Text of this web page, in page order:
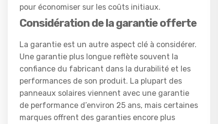
pour économiser sur les coûts initiaux.
Considération de la garantie offerte
La garantie est un autre aspect clé à considérer.
Une garantie plus longue reflète souvent la
confiance du fabricant dans la durabilité et les
performances de son produit. La plupart des
panneaux solaires viennent avec une garantie
de performance d’environ 25 ans, mais certaines
marques offrent des garanties encore plus